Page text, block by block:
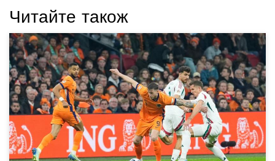
Читайте також